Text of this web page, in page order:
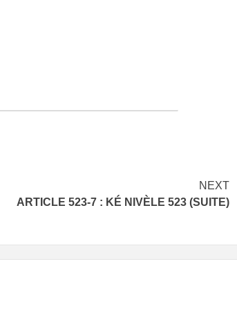
NEXT
ARTICLE 523-7 : KÉ NIVÈLE 523 (SUITE)